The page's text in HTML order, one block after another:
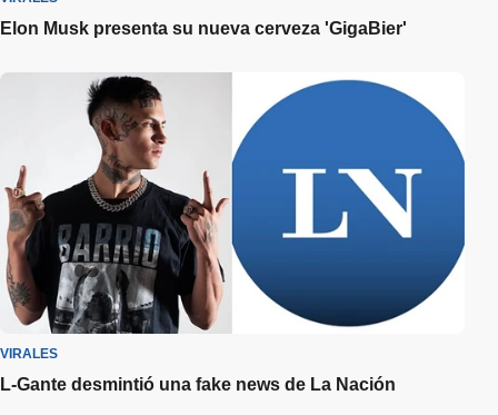
Elon Musk presenta su nueva cerveza 'GigaBier'
VIRALES
L-Gante desmintió una fake news de La Nación